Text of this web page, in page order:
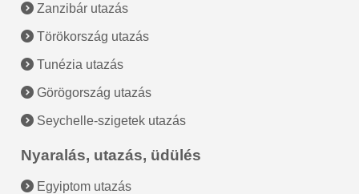
Zanzibár utazás
Törökország utazás
Tunézia utazás
Görögország utazás
Seychelle-szigetek utazás
Nyaralás, utazás, üdülés
Egyiptom utazás